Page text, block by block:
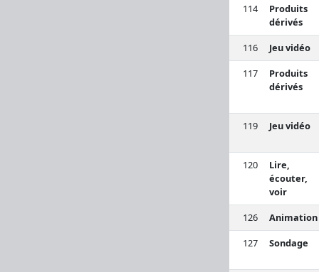
114
Produits
dérivés
116
Jeu vidéo
117
Produits
dérivés
119 Jeu vidéo
120
Lire,
écouter,
voir
126
Animation
127
Sondage